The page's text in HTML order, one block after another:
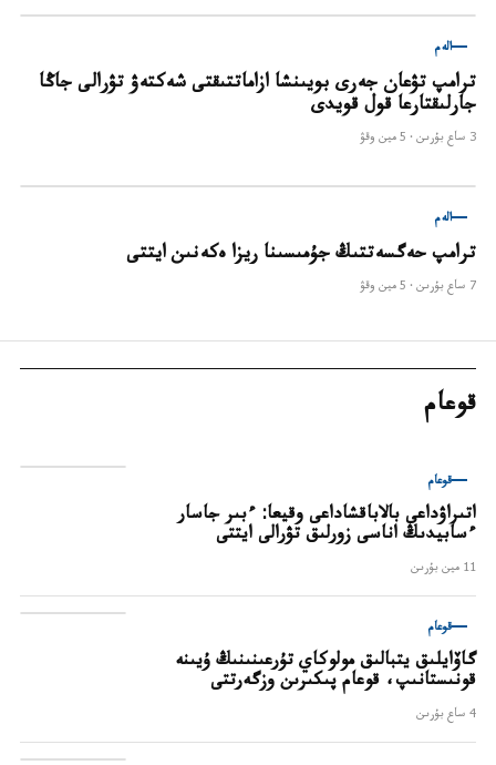
الەم
ترامپ تۋعان جەرى بويىنشا ازاماتتىقتى شەكتەۋ تۋرالى جاڭا
جارلىقتارعا قول قويدى
3 ساع بۇرىن · 5 مين وقۋ
الەم
ترامپ حەگسەتتىڭ جۇمىسىنا ريزا ەكەنىن ايتتى
7 ساع بۇرىن · 5 مين وقۋ
قوعام
قوعام
اتىراۋداعى بالاباقشاداعى وقيعا: ءبىر جاسار
ءسابيدىڭ اناسى زورلىق تۋرالى ايتتى
11 مين بۇرىن
قوعام
گاۆايلىق يتبالىق مولوكاي تۇرعىنىنىڭ ۇيىنە
قونىستانىپ، قوعام پىكىرىن وزگەرتتى
4 ساع بۇرىن